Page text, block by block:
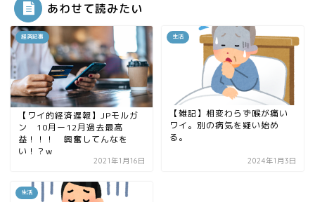
あわせて読みたい
経済記事
【ワイ的経済遅報】JPモルガ
ン 10月ー12月過去最高
益！！！ 興奮してんなを
い！？w
2021年1月16日
生活
【雑記】相変わらず喉が痛い
ワイ。別の病気を疑い始め
る。
2024年1月3日
生活